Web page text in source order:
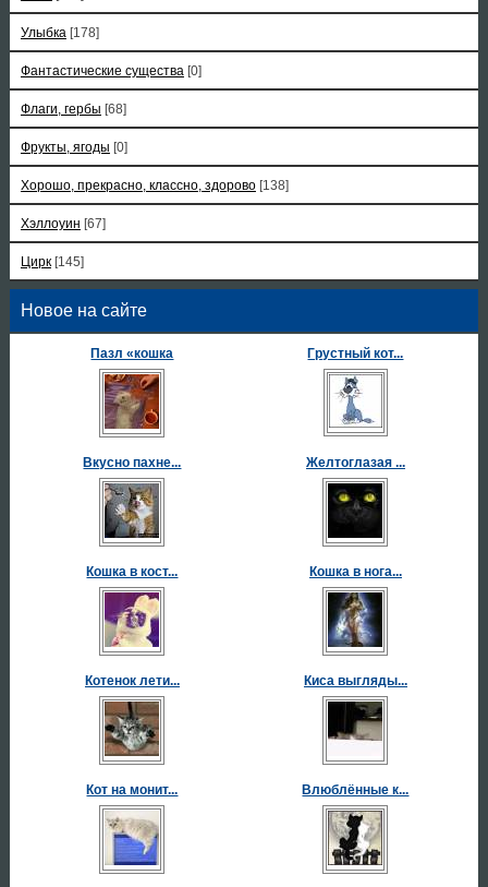
Улыбка [178]
Фантастические существа [0]
Флаги, гербы [68]
Фрукты, ягоды [0]
Хорошо, прекрасно, классно, здорово [138]
Хэллоуин [67]
Цирк [145]
Новое на сайте
Пазл «кошка Грустный кот...
Вкусно пахне... Желтоглазая ...
Кошка в кост... Кошка в нога...
Котенок лети... Киса выгляды...
Кот на монит... Влюблённые к...